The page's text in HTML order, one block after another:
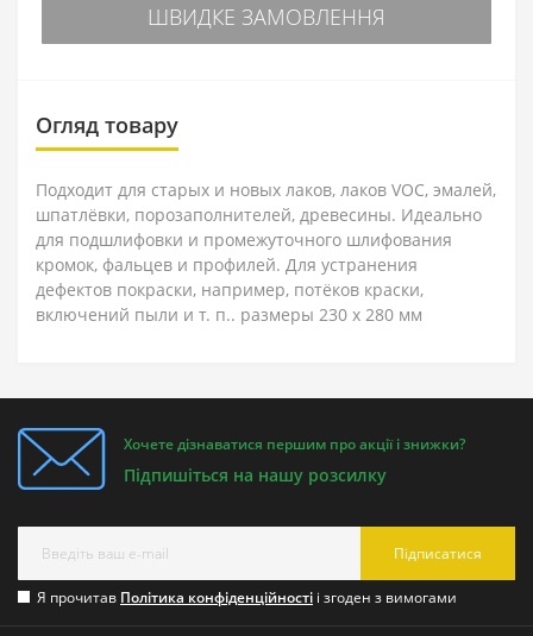
ШВИДКЕ ЗАМОВЛЕННЯ
Огляд товару
Подходит для старых и новых лаков, лаков VOC, эмалей,
шпатлёвки, порозаполнителей, древесины. Идеально
для подшлифовки и промежуточного шлифования
кромок, фальцев и профилей. Для устранения
дефектов покраски, например, потёков краски,
включений пыли и т. п.. размеры 230 x 280 мм
Хочете дізнаватися першим про акції і знижки?
Підпишіться на нашу розсилку
Підписатися
Я прочитав Політика конфіденційності і згоден з вимогами